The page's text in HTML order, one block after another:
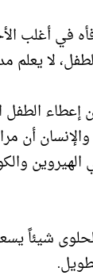
في أغلب
لا يعلم
أن
شيئاً